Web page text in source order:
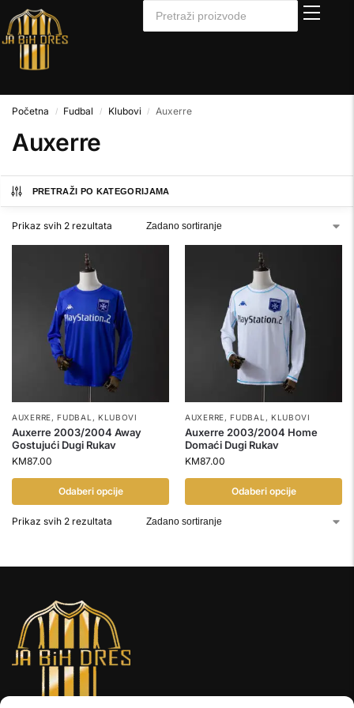
Početna / Fudbal / Klubovi / Auxerre
Auxerre
PRETRAŽI PO KATEGORIJAMA
Prikaz svih 2 rezultata
AUXERRE,FUDBAL , KLUBOVI
Auxerre 2003/2004 Away
Gostujući Dugi Rukav
KM87.00
Odaberi opcije
AUXERRE,FUDBAL , KLUBOVI
Auxerre 2003/2004 Home
Domaći Dugi Rukav
KM87.00
Odaberi opcije
Prikaz svih 2 rezultata